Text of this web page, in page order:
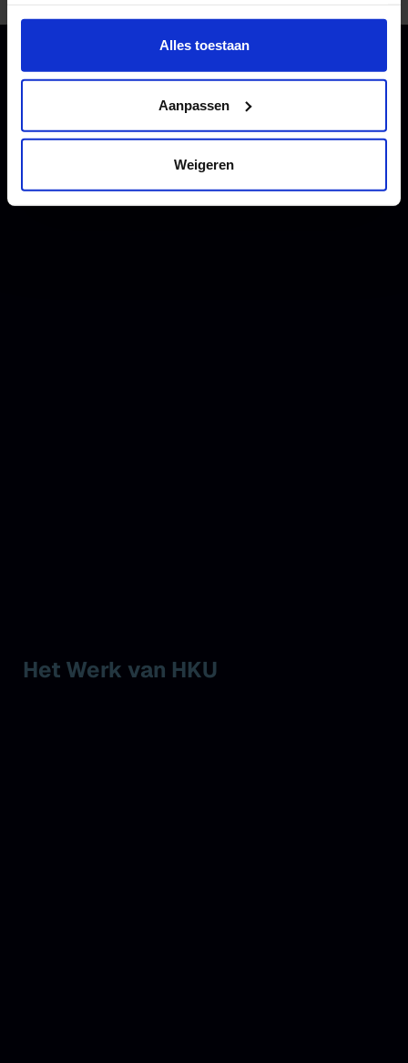
Wil je meer weten of de voorkeur aanpassen, bekijk dan
https://www.hku.nl/privacy-statement-en-
Alles toestaan
Aanpassen
Weigeren
Het Werk van HKU